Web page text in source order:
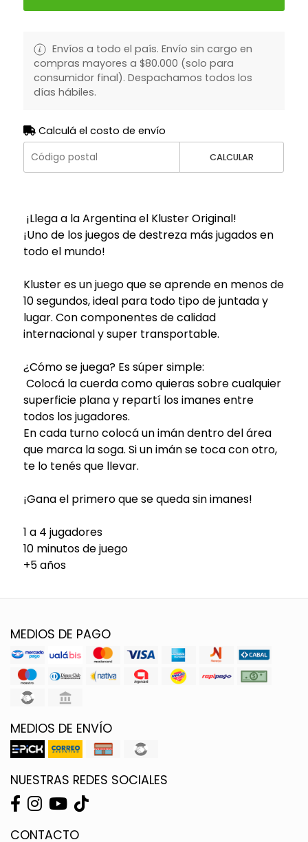
Envíos a todo el país. Envío sin cargo en
compras mayores a $80.000 (solo para
consumidor final). Despachamos todos los
días hábiles.
Calculá el costo de envío
CALCULAR
¡Llega a la Argentina el Kluster Original!
¡Uno de los juegos de destreza más jugados en
todo el mundo!
Kluster es un juego que se aprende en menos de
10 segundos, ideal para todo tipo de juntada y
lugar. Con componentes de calidad
internacional y super transportable.
¿Cómo se juega? Es súper simple:
Colocá la cuerda como quieras sobre cualquier
superficie plana y repartí los imanes entre
todos los jugadores.
En cada turno colocá un imán dentro del área
que marca la soga. Si un imán se toca con otro,
te lo tenés que llevar.
¡Gana el primero que se queda sin imanes!
1 a 4 jugadores
10 minutos de juego
+5 años
MEDIOS DE PAGO
MEDIOS DE ENVÍO
NUESTRAS REDES SOCIALES
CONTACTO